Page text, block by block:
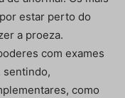
estar perto do
a proeza.
com exames
sentindo,
como